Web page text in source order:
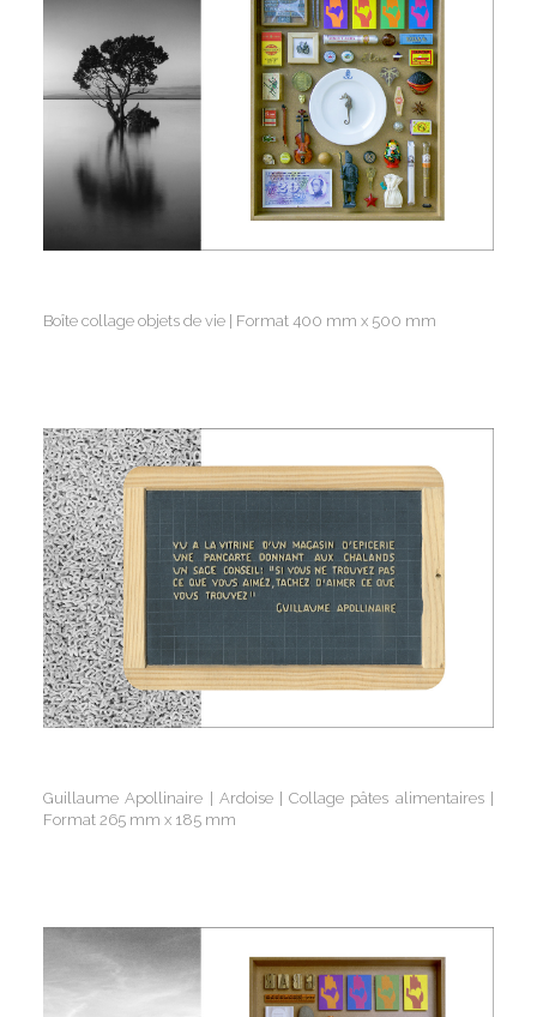
Boîte collage objets de vie | Format 400 mm x 500 mm
Guillaume Apollinaire | Ardoise | Collage pâtes alimentaires |
Format 265 mm x 185 mm